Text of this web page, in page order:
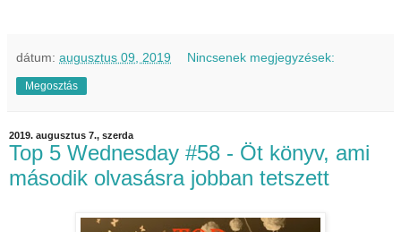
dátum: augusztus 09, 2019 Nincsenek megjegyzések:
Megosztás
2019. augusztus 7., szerda
Top 5 Wednesday #58 - Öt könyv, ami
második olvasásra jobban tetszett